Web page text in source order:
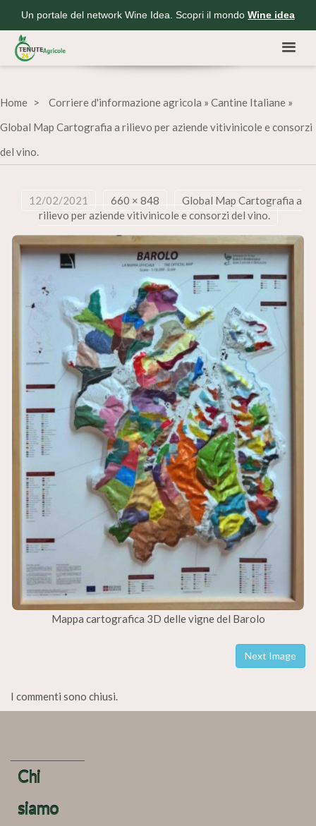
Un portale del network Wine Idea. Scopri il mondo Wine idea
Home Corriere d'informazione agricola » Cantine Italiane »
Global Map Cartografia a rilievo per aziende vitivinicole e consorzi
del vino.
12/02/2021 660 × 848
Global Map Cartografia a
rilievo per aziende vitivinicole e consorzi del vino.
Mappa cartografica 3D delle vigne del Barolo
Next Image
I commenti sono chiusi.
Chi
siamo